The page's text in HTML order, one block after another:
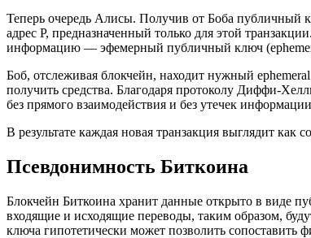
Теперь очередь Алисы. Получив от Боба публичный
адрес P, предназначенный только для этой
информацию — эфемерный публичный ключ
Боб, отслеживая блокчейн, находит нужный
получить средства. Благодаря протоколу Диффи-
без прямого взаимодействия и без утечек
В результате каждая новая транзакция выглядит
Псевдонимность Биткоина
Блокчейн Биткоина хранит данные открыто в виде
входящие и исходящие переводы, таким образом,
ключа гипотетически может позволить сопоставить